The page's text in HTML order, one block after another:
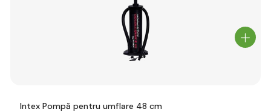
Intex Pompă pentru umflare 48 cm